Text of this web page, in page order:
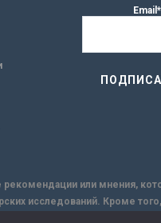
Email*
рекомендации или мнения,
исследований. Кроме